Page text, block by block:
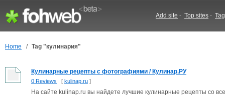
Add site - Top sites -
Home / Tag "кулинария"
Кулинарные рецепты с фотографиями / Кулинар.РУ
0 Reviews [ kulinap.ru ]
На сайте kulinap.ru вы найдете лучшие кулинарные рецепты со